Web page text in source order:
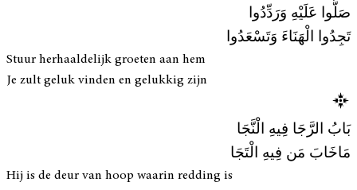
صَلُّوا عَلَيْهِ وَرَدِّدُوا
تَجِدُوا الْهَنَاءَ وَتَسْعَدُوا
Stuur herhaaldelijk groeten aan hem
Je zult geluk vinden en gelukkig zijn
بَابُ الرَّجَا فِيهِ الْنَّجَا
مَاخَابَ مَن فِيهِ الْتَجَا
Hij is de deur van hoop waarin redding is